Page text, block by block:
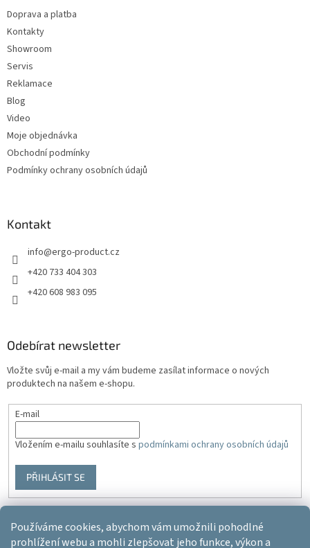
Používáme cookies, abychom vám umožnili pohodlné
prohlížení webu a mohli zlepšovat jeho funkce, výkon a
Doprava a platba
Kontakty
Showroom
Servis
Reklamace
Blog
Video
Moje objednávka
Obchodní podmínky
Podmínky ochrany osobních údajů
Kontakt
info@ergo-product.cz
+420 733 404 303
+420 608 983 095
Odebírat newsletter
Vložte svůj e-mail a my vám budeme zasílat informace o nových
produktech na našem e-shopu.
E-mail
Vložením e-mailu souhlasíte s podmínkami ochrany osobních údajů
PŘIHLÁSIT SE
Vytvořil Shoptet